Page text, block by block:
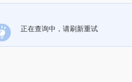
正在查询中，请刷新重试